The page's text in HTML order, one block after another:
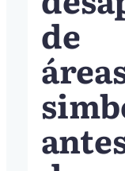
de